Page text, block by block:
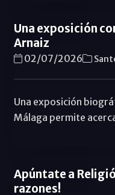
Una exposición
Arnaiz
02/07/2026
Una exposición
Málaga permite
Apúntate a
razones!